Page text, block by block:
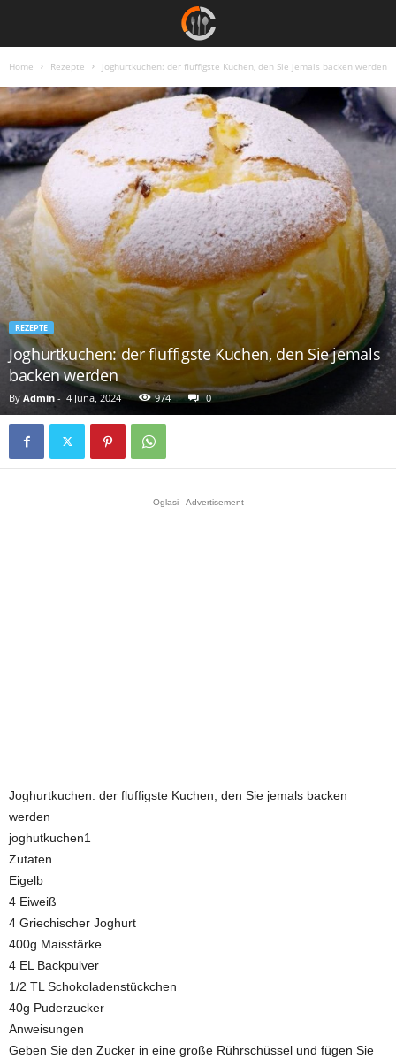
Home Rezepte Joghurtkuchen: der fluffigste Kuchen, den Sie jemals backen werden
REZEPTE
Joghurtkuchen: der fluffigste Kuchen, den Sie jemals
backen werden
By Admin - 4 Juna, 2024 974 0
Oglasi - Advertisement
Joghurtkuchen: der fluffigste Kuchen, den Sie jemals backen
werden
joghutkuchen1
Zutaten
Eigelb
4 Eiweiß
4 Griechischer Joghurt
400g Maisstärke
4 EL Backpulver
1/2 TL Schokoladenstückchen
40g Puderzucker
Anweisungen
Geben Sie den Zucker in eine große Rührschüssel und fügen Sie